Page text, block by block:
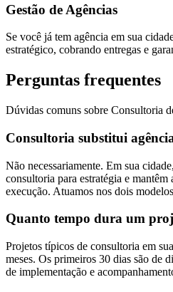
Gestão de Agências
Se você já tem agência em sua
estratégico, cobrando entregas e
Perguntas frequentes
Dúvidas comuns sobre Consultoria
Consultoria substitui
Não necessariamente. Em sua
consultoria para estratégia e
execução. Atuamos nos dois
Quanto tempo dura um
Projetos típicos de consultoria em
meses. Os primeiros 30 dias são de
de implementação e